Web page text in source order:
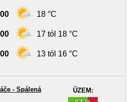
18 °C
17 tól 18 °C
13 tól 16 °C
ŰZEM:
- Spálená